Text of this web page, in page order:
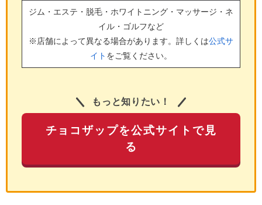
ジム・エステ・脱毛・ホワイトニング・マッサージ・ネ
イル・ゴルフなど
※店舗によって異なる場合があります。詳しくは公式サ
イト をご覧ください。
もっと知りたい！
チョコザップを公式サイトで見
る